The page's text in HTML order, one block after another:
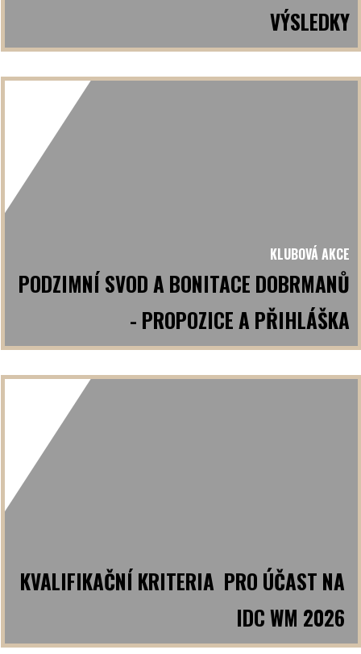
VÝSLEDKY
KLUBOVÁ AKCE
PODZIMNÍ SVOD A BONITACE DOBRMANŮ
- PROPOZICE A PŘIHLÁŠKA
KVALIFIKAČNÍ KRITERIA PRO ÚČAST NA
IDC WM 2026